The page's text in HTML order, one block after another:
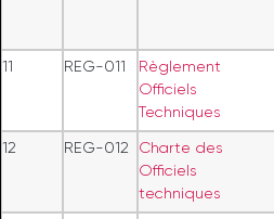
11 REG-011
Règlement
Officiels
Techniques
12 REG-012
Charte des
Officiels
techniques